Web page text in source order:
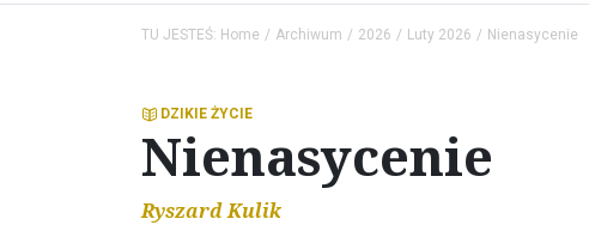
TU JESTEŚ: Home Archiwum 2026 Luty 2026 Nienasycenie
DZIKIE ŻYCIE
Nienasycenie
Ryszard Kulik